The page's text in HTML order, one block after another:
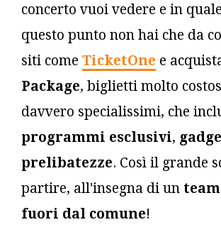
concerto vuoi vedere e in
questo punto non hai che da
siti come TicketOne e
Package, biglietti molto
davvero specialissimi, che
programmi esclusivi,
prelibatezze. Così il grande
partire, all'insegna di un
fuori dal comune!